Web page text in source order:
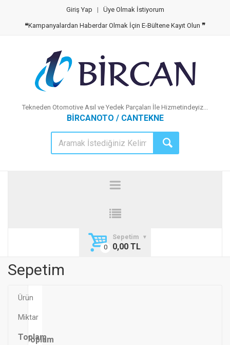
Giriş Yap | Üye Olmak İstiyorum
❝Kampanyalardan Haberdar Olmak İçin E-Bültene Kayıt Olun ❞
Tekneden Otomotive Asıl ve Yedek Parçaları İle Hizmetindeyiz...
BİRCANOTO / CANTEKNE
Sepetim
0,00 TL
Sepetim
Toplam